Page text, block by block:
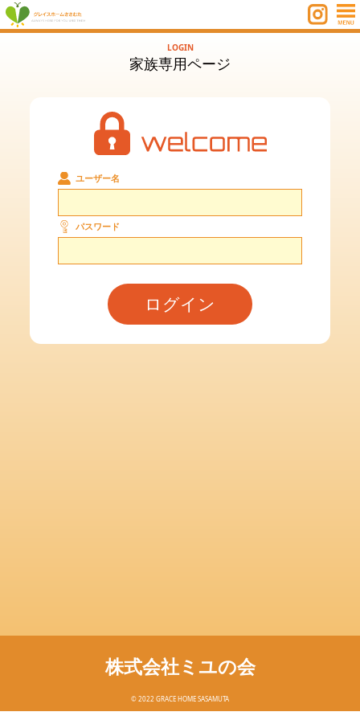
LOGIN
家族専用ページ
ユーザー名
パスワード
株式会社ミユの会
© 2022 GRACE HOME SASAMUTA